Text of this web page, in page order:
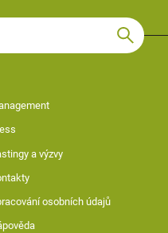
a výzvy
osobních údajů